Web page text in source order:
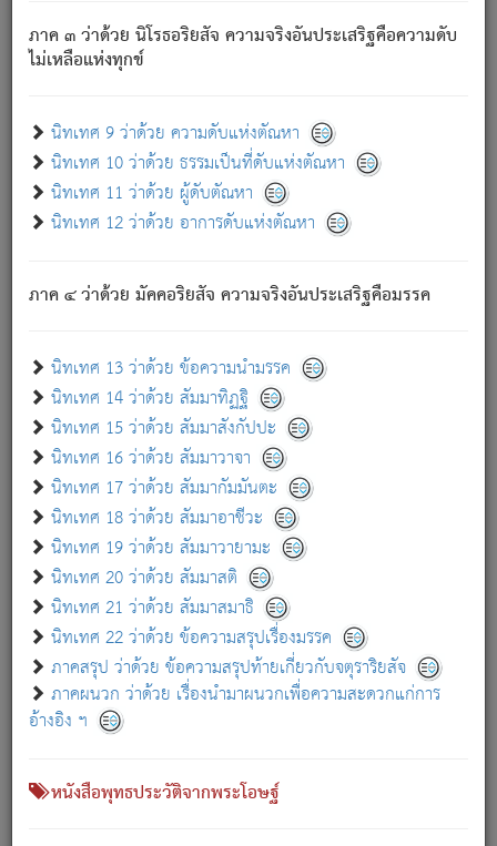
ภาค ๓ ว่าด้วย นิโรธอริยสัจ ความจริงอันประเสริฐคือความดับ
ไม่เหลือแห่งทุกข์
นิทเทศ 9 ว่าด้วย ความดับแห่งตัณหา
นิทเทศ 10 ว่าด้วย ธรรมเป็นที่ดับแห่งตัณหา
นิทเทศ 11 ว่าด้วย ผู้ดับตัณหา
นิทเทศ 12 ว่าด้วย อาการดับแห่งตัณหา
ภาค ๔ ว่าด้วย มัคคอริยสัจ ความจริงอันประเสริฐคือมรรค
นิทเทศ 13 ว่าด้วย ข้อความนำมรรค
นิทเทศ 14 ว่าด้วย สัมมาทิฏฐิ
นิทเทศ 15 ว่าด้วย สัมมาสังกัปปะ
นิทเทศ 16 ว่าด้วย สัมมาวาจา
นิทเทศ 17 ว่าด้วย สัมมากัมมันตะ
นิทเทศ 18 ว่าด้วย สัมมาอาชีวะ
นิทเทศ 19 ว่าด้วย สัมมาวายามะ
นิทเทศ 20 ว่าด้วย สัมมาสติ
นิทเทศ 21 ว่าด้วย สัมมาสมาธิ
นิทเทศ 22 ว่าด้วย ข้อความสรุปเรื่องมรรค
ภาคสรุป ว่าด้วย ข้อความสรุปท้ายเกี่ยวกับจตุราริยสัจ
ภาคผนวก ว่าด้วย เรื่องนำมาผนวกเพื่อความสะดวกแก่การ
อ้างอิง ฯ
หนังสือพุทธประวัติจากพระโอษฐ์
ภิกษุนั้น เป็นผู้ครอบงำมารได้แล้ว ชนะสงครามแล้ว ก้าวล่วง
ภพทั้งหลายทั้งปวงได้แล้ว เป็นผู้คงที่ (คือไม่เปลี่ยนแปลงอีกต่อ
- อุ.ขุ. ๒๕/๑๒๑/๘๔.
(ข้อความนี้ เป็นพระพุทธอุทานที่ทรงเปล่งออก ที่โคนต้นโพธิ์
เป็นที่ตรัสรู้ เมื่อตรัสรู้แล้วได้ 7 วัน)
เกี่ยวกับธรรมโฆษณ์ออนไลน์ (Disclaimer)
แม้ระบบ "ธรรมโฆษณ์ออนไลน์" พยายามปรับปรุงข้อมูลให้ถูกต้องมากที่สุด
ผู้ศึกษาก็พึงตรวจสอบกับตัวเล่มหนังสือต้นฉบับ ที่มีการพิมพ์ครั้งล่าสุด
ก่อนนำข้อมูลไปใช้ในการอ้างอิง"
เกี่ยวกับอัตถจารี|เกี่ยวกับการพัฒนา|แจ้งข้อผิดพลาด / แนะนำ
หนังสือที่เกี่ยวข้อง